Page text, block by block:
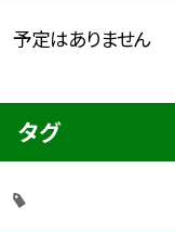
予定はありません
タグ